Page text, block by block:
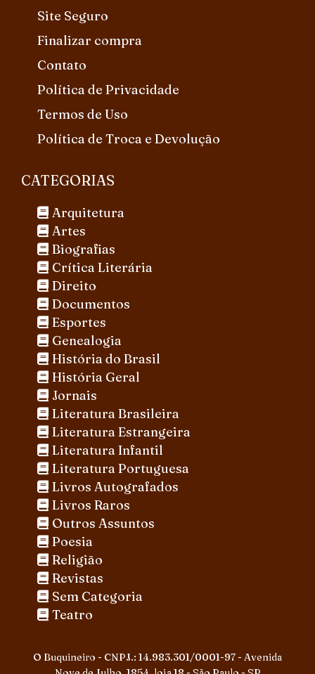
Site Seguro
Finalizar compra
Contato
Política de Privacidade
Termos de Uso
Política de Troca e Devolução
CATEGORIAS
Arquitetura
Artes
Biografias
Crítica Literária
Direito
Documentos
Esportes
Genealogia
História do Brasil
História Geral
Jornais
Literatura Brasileira
Literatura Estrangeira
Literatura Infantil
Literatura Portuguesa
Livros Autografados
Livros Raros
Outros Assuntos
Poesia
Religião
Revistas
Sem Categoria
Teatro
O Buquineiro - CNPJ.: 14.983.301/0001-97 - Avenida